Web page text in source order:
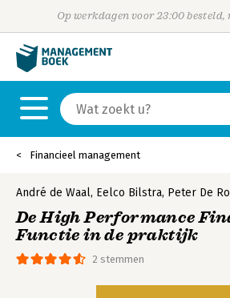
Op werkdagen voor 23:00
Financieel management
2 stemmen
André de Waal, Eelco Bilstra, Peter De
De High Performance
Functie in de praktijk